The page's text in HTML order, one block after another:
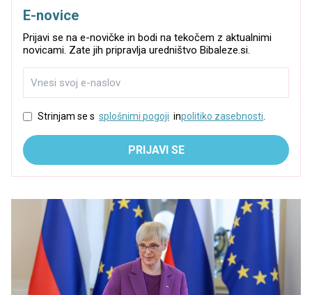
E-novice
Prijavi se na e-novičke in bodi na tekočem z aktualnimi
novicami. Zate jih pripravlja uredništvo Bibaleze.si.
Strinjam se s splošnimi pogoji inpolitiko zasebnosti
PRIJAVI SE